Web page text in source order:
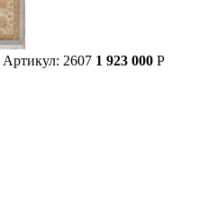
Артикул: 2607 1 923 000 Р